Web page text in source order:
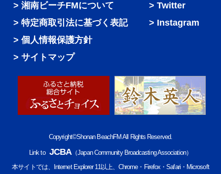
湘南ビーチFMについて
特定商取引法に基づく表記
個人情報保護方針
サイトマップ
Twitter
Instagram
Copyright©Shonan BeachFM All Rights Reserved.
Link to JCBA（Japan Community Broadcasting Association）
本サイトでは、Internet Explorer 11以上、Chrome・Firefox・Safari・Microsoft